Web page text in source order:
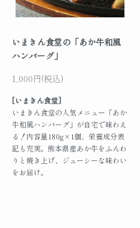
いまきん食堂の「あか牛和風
ハンバーグ」
1,000円(税込)
[いまきん食堂]
いまきん食堂の人気メニュー「あか
牛和風ハンバーグ」が自宅で味わえ
る！内容量180g×1個、栄養成分表
記も充実。熊本県産あか牛をふんわ
りと焼き上げ、ジューシーな味わい
をお届け。